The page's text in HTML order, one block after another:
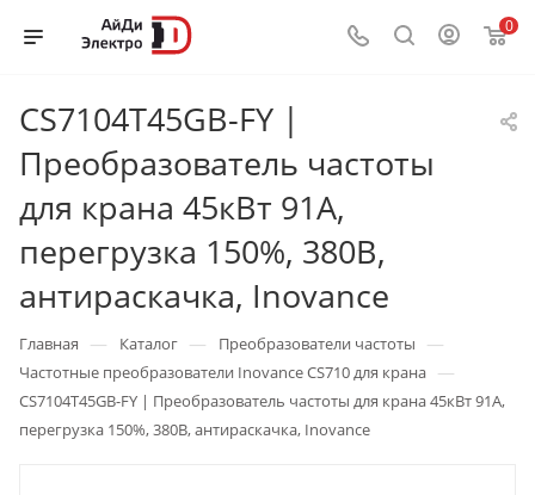
0
CS7104T45GB-FY |
Преобразователь частоты
для крана 45кВт 91А,
перегрузка 150%, 380B,
антираскачка, Inovance
Главная — Каталог — Преобразователи частоты —
Частотные преобразователи Inovance CS710 для крана —
CS7104T45GB-FY | Преобразователь частоты для крана 45кВт 91А,
перегрузка 150%, 380B, антираскачка, Inovance